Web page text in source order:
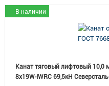
В наличии
Канат тяговый лифтовый 10,0
8х19W-IWRC 69,5кН